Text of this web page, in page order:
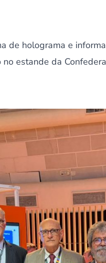
de holograma e
estande da